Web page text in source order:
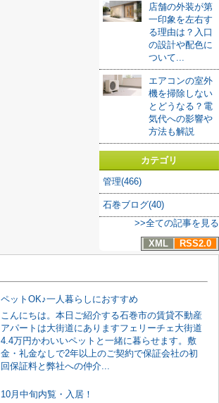
店舗の外装が第
一印象を左右す
る理由は？入口
の設計や配色に
ついて...
エアコンの室外
機を掃除しない
とどうなる？電
気代への影響や
方法も解説
カテゴリ
管理(466)
石巻ブログ(40)
>>全ての記事を見る
XML
RSS2.0
ペットOK♪一人暮らしにおすすめ
こんにちは。本日ご紹介する石巻市の賃貸不動産
アパートは大街道にありますフェリーチェ大街道
4.4万円かわいいペットと一緒に暮らせます。敷
金・礼金なしで2年以上のご契約で保証会社の初
回保証料と弊社への仲介...
10月中旬内覧・入居！